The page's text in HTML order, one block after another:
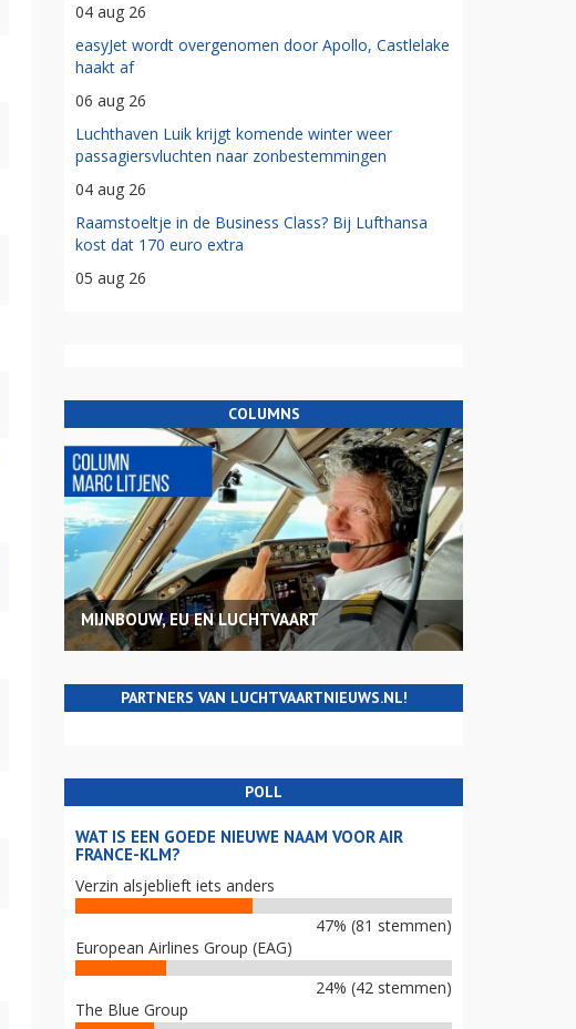
04 aug 26
easyJet wordt overgenomen door Apollo, Castlelake
haakt af
06 aug 26
Luchthaven Luik krijgt komende winter weer
passagiersvluchten naar zonbestemmingen
04 aug 26
Raamstoeltje in de Business Class? Bij Lufthansa
kost dat 170 euro extra
05 aug 26
COLUMNS
MIJNBOUW, EU EN LUCHTVAART
PARTNERS VAN LUCHTVAARTNIEUWS.NL!
POLL
WAT IS EEN GOEDE NIEUWE NAAM VOOR AIR
FRANCE-KLM?
Verzin alsjeblieft iets anders
47% (81 stemmen)
European Airlines Group (EAG)
24% (42 stemmen)
The Blue Group